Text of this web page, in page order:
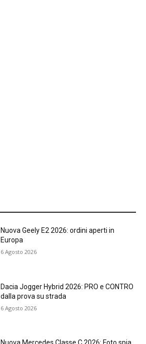
Nuova Geely E2 2026: ordini aperti in
Europa
6 Agosto 2026
Dacia Jogger Hybrid 2026: PRO e CONTRO
dalla prova su strada
6 Agosto 2026